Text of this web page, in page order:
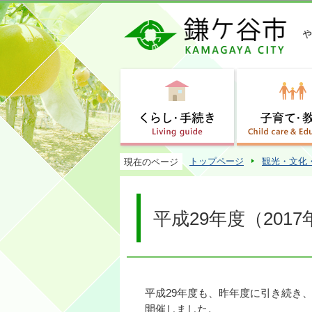
現在のページ トップページ 観光・文化
平成29年度（2017
平成29年度も、昨年度に引き続き
開催しました。